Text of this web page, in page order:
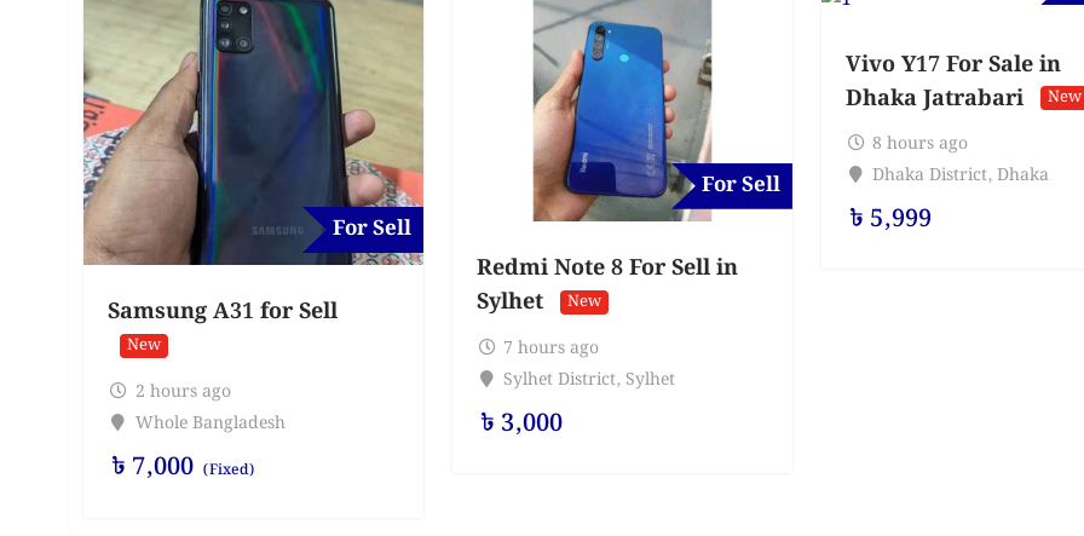
For Sell
Samsung A31 for Sell
New
2 hours ago
Whole Bangladesh
৳ 7,000 (Fixed)
For Sell
Redmi Note 8 For Sell in
Sylhet
New
7 hours ago
Sylhet District, Sylhet
৳ 3,000
Vivo Y17 For Sale in
Dhaka Jatrabari
New
8 hours ago
Dhaka District, Dhaka
৳ 5,999